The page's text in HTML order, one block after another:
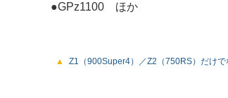
●GPz1100 ほか
Z1（900Super4）／Z2（750RS）だけで